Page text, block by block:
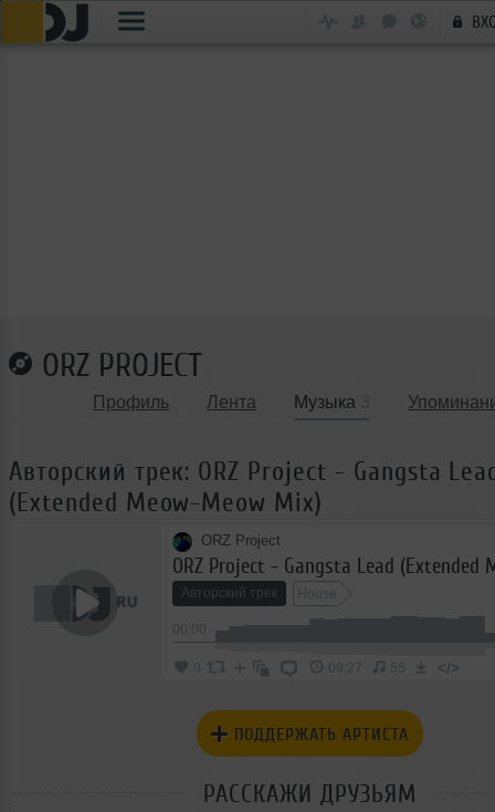
ORZ PROJECT
Профиль Лента Музыка
Авторский трек: ORZ Project - Gangsta
(Extended Meow-Meow Mix)
ORZ Project
Авторский трек House
09:27 55 </>
ПОДДЕРЖАТЬ АРТИСТА
РАССКАЖИ ДРУЗЬЯМ